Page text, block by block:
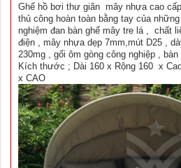
Ghế hồ bơi thư giãn mây nhựa cao
thủ công hoàn toàn bằng tay của
nghiệm đan bàn ghế mây tre lá , chất
điện , mây nhựa dẹp 7mm,mút D25 ,
230mg , gối ôm gòng công nghiệp ,
Kích thước ; Dài 160 x Rộng 160 x
x CAO